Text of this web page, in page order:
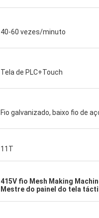
40-60 vezes/minuto
Tela de PLC+Touch
Fio galvanizado, baixo fio de
11T
415V fio Mesh Making
Mestre do painel do tela